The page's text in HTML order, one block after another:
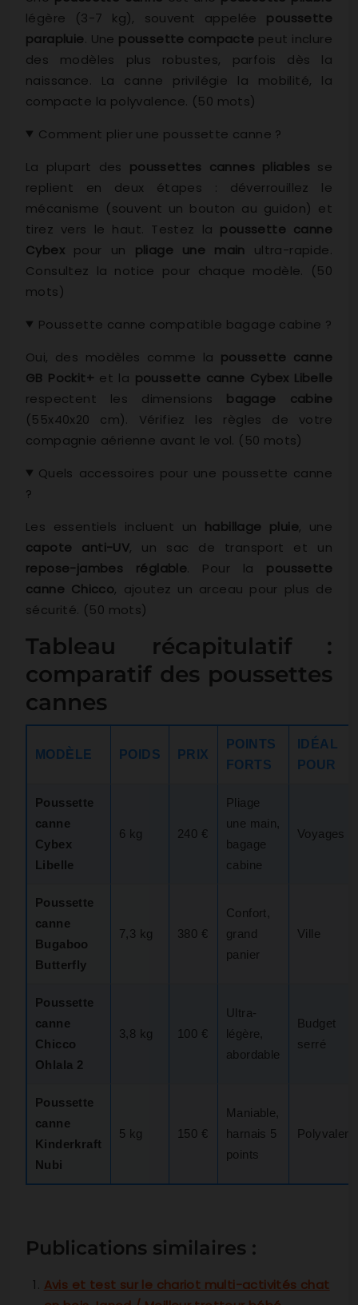
légère (3-7 kg), souvent appelée poussette
parapluie. Une poussette compacte peut inclure
des modèles plus robustes, parfois dès la
naissance. La canne privilégie la mobilité, la
compacte la polyvalence. (50 mots)
Comment plier une poussette canne ?
La plupart des poussettes cannes pliables se
replient en deux étapes : déverrouillez le
mécanisme (souvent un bouton au guidon) et
tirez vers le haut. Testez la poussette canne
Cybex pour un pliage une main ultra-rapide.
Consultez la notice pour chaque modèle. (50
mots)
Poussette canne compatible bagage cabine ?
Oui, des modèles comme la poussette canne
GB Pockit+ et la poussette canne Cybex Libelle
respectent les dimensions bagage cabine
(55x40x20 cm). Vérifiez les règles de votre
compagnie aérienne avant le vol. (50 mots)
Quels accessoires pour une poussette canne
?
Les essentiels incluent un habillage pluie, une
capote anti-UV, un sac de transport et un
repose-jambes réglable. Pour la poussette
canne Chicco, ajoutez un arceau pour plus de
sécurité. (50 mots)
Tableau récapitulatif :
comparatif des poussettes
cannes
MODÈLE POIDS PRIX
POINTS
FORTS
IDÉAL
POUR
Poussette
canne
Cybex
Libelle
6 kg 240 €
Pliage
une main,
bagage
cabine
Voyages
Poussette
canne
Bugaboo
Butterfly
7,3 kg 380 €
Confort,
grand
panier
Ville
Poussette
canne
Chicco
Ohlala 2
3,8 kg 100 €
Ultra-
légère,
abordable
Budget
serré
Poussette
canne
Kinderkraft
Nubi
5 kg 150 €
Maniable,
harnais 5
points
Publications similaires :
Avis et test sur le chariot multi-activités chat